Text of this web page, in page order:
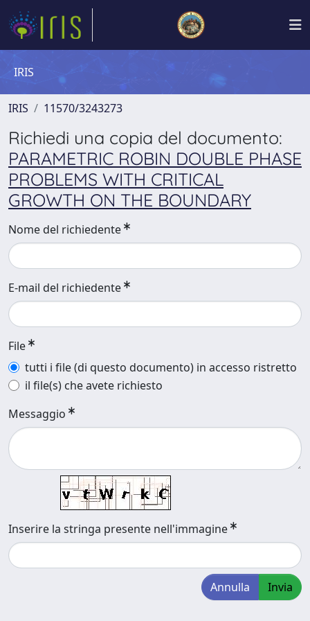
IRIS
IRIS 11570/3243273
Richiedi una copia del documento:
PARAMETRIC ROBIN DOUBLE PHASE
PROBLEMS WITH CRITICAL
GROWTH ON THE BOUNDARY
Nome del richiedente
E-mail del richiedente
File
tutti i file (di questo documento) in accesso ristretto
il file(s) che avete richiesto
Messaggio
Inserire la stringa presente nell'immagine
Annulla Invia